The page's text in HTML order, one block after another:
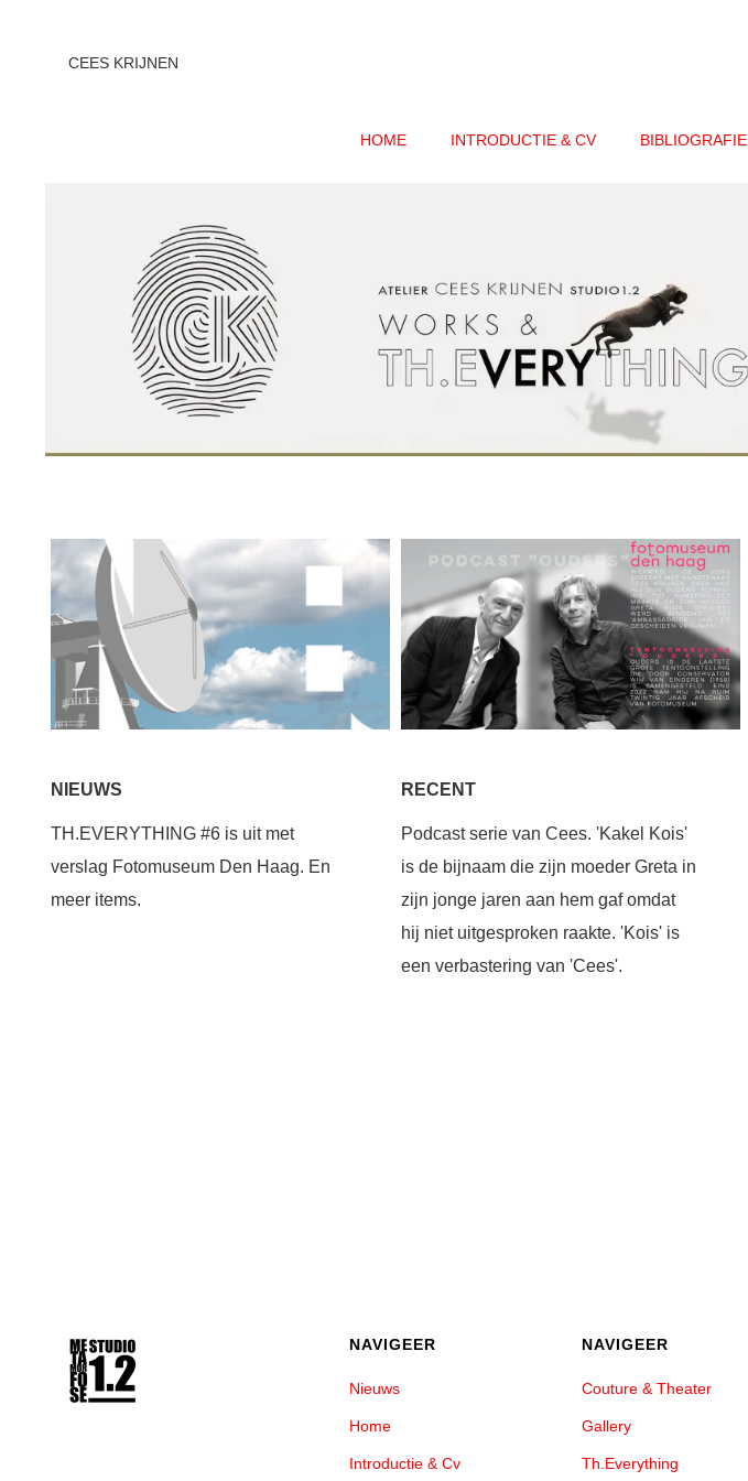
CEES KRIJNEN
HOME INTRODUCTIE & CV BIBLIOGRAFIE
NIEUWS
TH.EVERYTHING #6 is uit met
verslag Fotomuseum Den Haag. En
meer items.
RECENT
Podcast serie van Cees. 'Kakel Kois'
is de bijnaam die zijn moeder Greta in
zijn jonge jaren aan hem gaf omdat
hij niet uitgesproken raakte. 'Kois' is
een verbastering van 'Cees'.
NAVIGEER
Nieuws
Home
Introductie & Cv
NAVIGEER
Couture & Theater
Gallery
Th.Everything